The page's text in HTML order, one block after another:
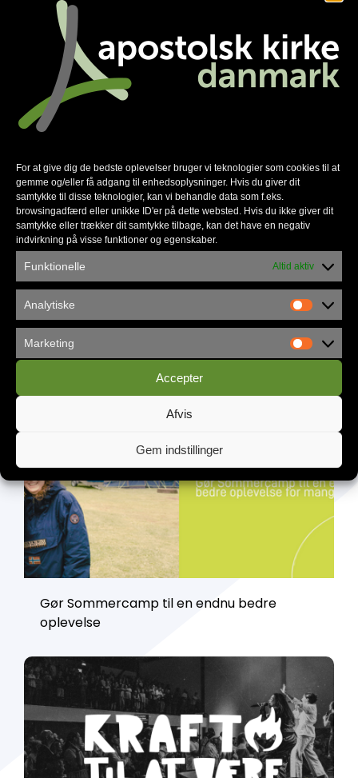
For at give dig de bedste oplevelser bruger vi teknologier som cookies til at
gemme og/eller få adgang til enhedsoplysninger. Hvis du giver dit
samtykke til disse teknologier, kan vi behandle data som f.eks.
browsingadfærd eller unikke ID'er på dette websted. Hvis du ikke giver dit
samtykke eller trækker dit samtykke tilbage, kan det have en negativ
indvirkning på visse funktioner og egenskaber.
Funktionelle Altid aktiv
Analytiske
Marketing
Accepter
Afvis
Gem indstillinger
Familienetværket gør en forskel
Københavns Frikirke flytter ind i
Vandværket
Gør Sommercamp til en endnu bedre
oplevelse